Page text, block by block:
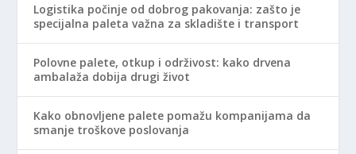
Logistika počinje od dobrog pakovanja: zašto je
specijalna paleta važna za skladište i transport
Polovne palete, otkup i održivost: kako drvena
ambalaža dobija drugi život
Kako obnovljene palete pomažu kompanijama da
smanje troškove poslovanja